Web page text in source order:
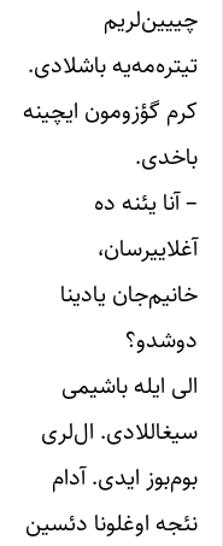
چییین‌لریم
تیتره‌مه‌یه باشلادی.
کر‌م گؤزومون ایچینه
باخدی.
– آنا یئنه ده
آغلاییرسان،
خانیم‌جان یادینا
دوشدو؟
الی ایله باشیمی
سیغاللادی. ال‌لری
بوم‌بوز ایدی. آدام
نئجه اوغلونا دئسین